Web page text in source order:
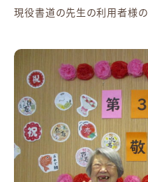
現役書道の先生の利用者様